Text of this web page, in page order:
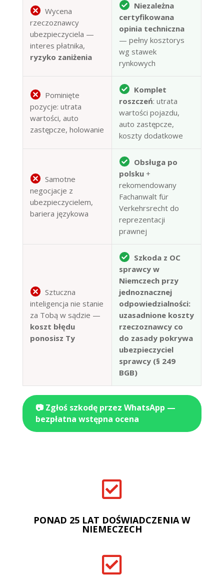
Wycena
rzeczoznawcy
ubezpieczyciela —
interes płatnika,
ryzyko zaniżenia
Niezależna
certyfikowana
opinia techniczna
— pełny kosztorys
wg stawek
rynkowych
Pominięte
pozycje: utrata
wartości, auto
zastępcze, holowanie
Komplet
roszczeń: utrata
wartości pojazdu,
auto zastępcze,
koszty dodatkowe
Samotne
negocjacje z
ubezpieczycielem,
bariera językowa
Obsługa po
polsku+
rekomendowany
Fachanwalt für
Verkehrsrecht do
reprezentacji
prawnej
Sztuczna
inteligencja nie stanie
za Tobą w sądzie —
koszt błędu
ponosisz Ty
Szkoda z OC
sprawcy w
Niemczech przy
jednoznacznej
odpowiedzialności:
uzasadnione koszty
rzeczoznawcy co
do zasady pokrywa
ubezpieczyciel
sprawcy (§ 249
BGB)
📷 Zgłoś szkodę przez WhatsApp —
bezpłatna wstępna ocena

PONAD 25 LAT DOŚWIADCZENIA W
NIEMECZECH
